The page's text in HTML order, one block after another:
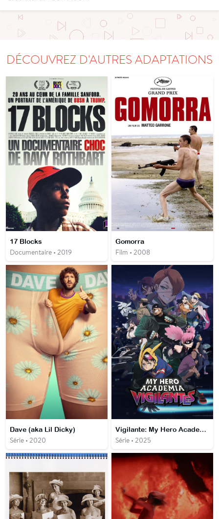
DÉCOUVREZ D'AUTRES ADAPTATIONS
17 Blocks
Documentaire • 2019
Gomorra
Film • 2008
Dave (aka Lil Dicky)
Série • 2020
Vigilante: My Hero Academia Illegals
Série • 2025